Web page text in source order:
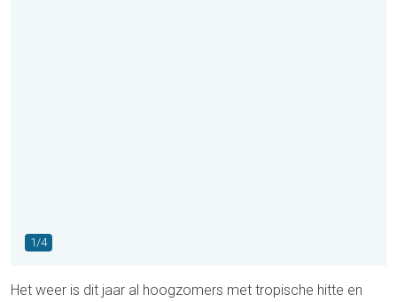
1/4
Het weer is dit jaar al hoogzomers met tropische hitte en